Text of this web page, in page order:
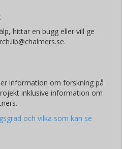
hittar en bugg eller vill ge
information om forskning på
inklusive information om
och vilka som kan se